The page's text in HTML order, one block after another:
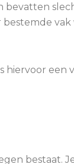
bevatten
een
bestaat.